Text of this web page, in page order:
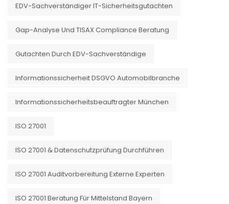
EDV-Sachverständiger IT-Sicherheitsgutachten
Gap-Analyse Und TISAX Compliance Beratung
Gutachten Durch EDV-Sachverständige
Informationssicherheit DSGVO Automobilbranche
Informationssicherheitsbeauftragter München
ISO 27001
ISO 27001 & Datenschutzprüfung Durchführen
ISO 27001 Auditvorbereitung Externe Experten
ISO 27001 Beratung Für Mittelstand Bayern